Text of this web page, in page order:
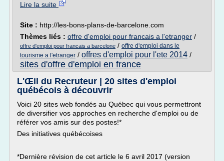
Lire la suite
Site : http://les-bons-plans-de-barcelone.com
Thèmes liés : offre d'emploi pour francais a l'etranger /
offre d'emploi pour francais a barcelone / offre d'emploi dans le
tourisme a l'etranger / offres d'emploi pour l'ete 2014 /
sites d'offre d'emploi en france
L'Œil du Recruteur | 20 sites d'emploi
québécois à découvrir
Voici 20 sites web fondés au Québec qui vous permettront
de diversifier vos approches en recherche d'emploi ou de
référer vos amis sur des postes!*
Des initiatives québécoises
*Dernière révision de cet article le 6 avril 2017 (version